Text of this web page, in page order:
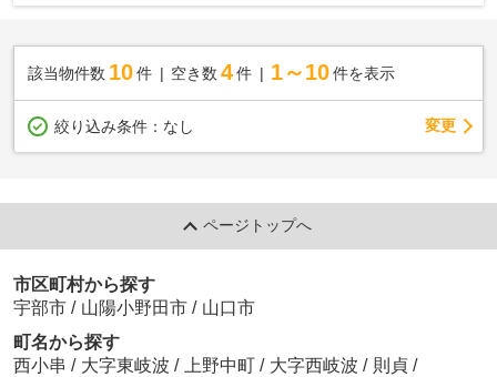
該当物件数 10件 空き数 4 件 1～10 件を表示
絞り込み条件： なし 変更
ページトップへ
市区町村から探す
宇部市 / 山陽小野田市 / 山口市
町名から探す
西小串 / 大字東岐波 / 上野中町 / 大字西岐波 / 則貞 /